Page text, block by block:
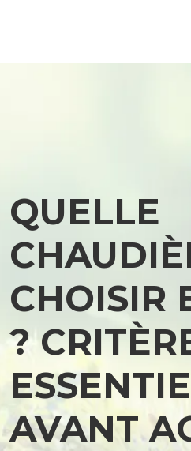
QUELLE
CHOISIR
?
AVANT